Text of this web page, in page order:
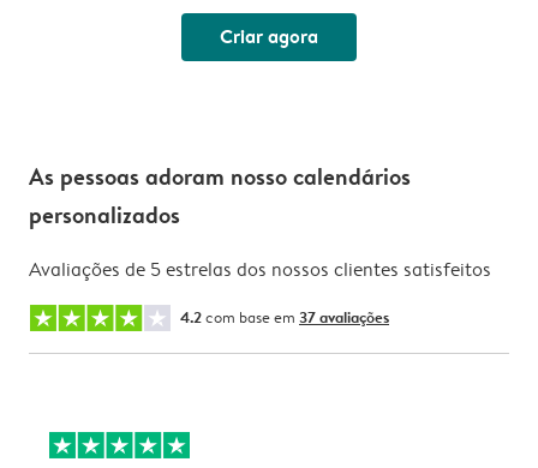
Criar agora
As pessoas adoram nosso calendários
personalizados
Avaliações de 5 estrelas dos nossos clientes satisfeitos
4.2com base em 37 avaliações